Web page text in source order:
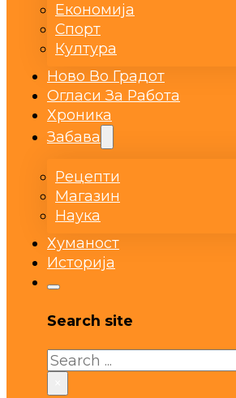
Економија
Спорт
Култура
Ново Во Градот
Огласи За Работа
Хроника
Забава
Рецепти
Магазин
Наука
Хуманост
Историја
Search site
Search